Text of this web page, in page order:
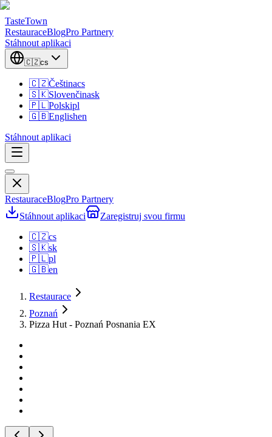
TasteTown
RestauraceBlogPro Partnery
Stáhnout aplikaci
🇨🇿cs
🇨🇿Češtinacs
🇸🇰Slovenčinask
🇵🇱Polskipl
🇬🇧Englishen
Stáhnout aplikaci
RestauraceBlogPro Partnery
Stáhnout aplikaci
Zaregistruj svou firmu
🇨🇿cs
🇸🇰sk
🇵🇱pl
🇬🇧en
Restaurace
Poznań
Pizza Hut - Poznań Posnania EX